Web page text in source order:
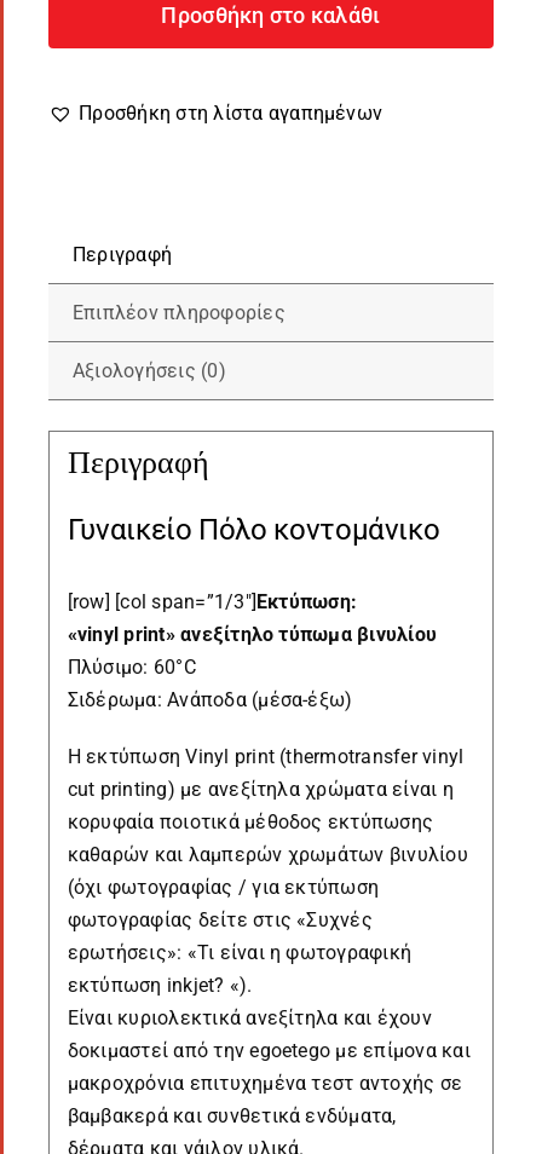
1χρωμο
Προσθήκη στο καλάθι
Προσθήκη στη λίστα αγαπημένων
Περιγραφή
Επιπλέον πληροφορίες
Αξιολογήσεις (0)
Περιγραφή
Γυναικείο Πόλο κοντομάνικο
[row] [col span=”1/3″]Εκτύπωση:
«vinyl print» ανεξίτηλο τύπωμα βινυλίου
Πλύσιμο: 60°C
Σιδέρωμα: Ανάποδα (μέσα-έξω)
Η εκτύπωση Vinyl print (thermotransfer vinyl
cut printing) με ανεξίτηλα χρώματα είναι η
κορυφαία ποιοτικά μέθοδος εκτύπωσης
καθαρών και λαμπερών χρωμάτων βινυλίου
(όχι φωτογραφίας / για εκτύπωση
φωτογραφίας δείτε στις «Συχνές
ερωτήσεις»: «Τι είναι η φωτογραφική
εκτύπωση inkjet? «).
Είναι κυριολεκτικά ανεξίτηλα και έχουν
δοκιμαστεί από την egoetego με επίμονα και
μακροχρόνια επιτυχημένα τεστ αντοχής σε
βαμβακερά και συνθετικά ενδύματα,
δέρματα και νάιλον υλικά.